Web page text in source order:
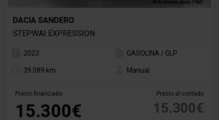
DACIA SANDERO
STEPWAI EXPRESSION
2023 GASOLINA / GLP
39.089 km Manual
Precio financiado
15.300€
Precio al contado
15.300€